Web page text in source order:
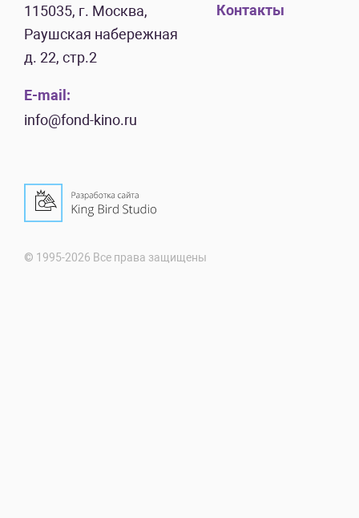
115035, г. Москва,
Раушская набережная
д. 22, стр.2
E-mail:
info@fond-kino.ru
Контакты
© 1995-2026 Все права защищены